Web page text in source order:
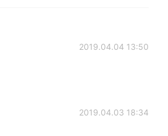
2019.04.04 13:50
2019.04.03 18:34